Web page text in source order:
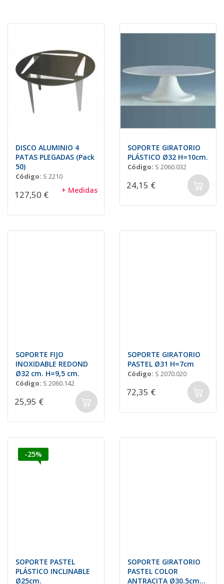
DISCO ALUMINIO 4
PATAS PLEGADAS (Pack
50)
Código: S 2210
127,50 € + Medidas
SOPORTE GIRATORIO
PLÁSTICO Ø32 H=10cm.
Código: S 2060.032
24,15 €
SOPORTE FIJO
INOXIDABLE REDOND
Ø32 cm. H=9,5 cm.
Código: S 2060.142
25,95 €
SOPORTE GIRATORIO
PASTEL Ø31 H=7cm
Código: S 2070.020
72,35 €
-25%
SOPORTE PASTEL
PLÁSTICO INCLINABLE
Ø25cm.
SOPORTE GIRATORIO
PASTEL COLOR
ANTRACITA Ø30.5cm